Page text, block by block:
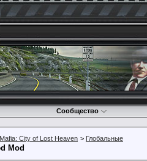
Сообщество
Mafia: City of Lost Heaven > Глобальные
Mod